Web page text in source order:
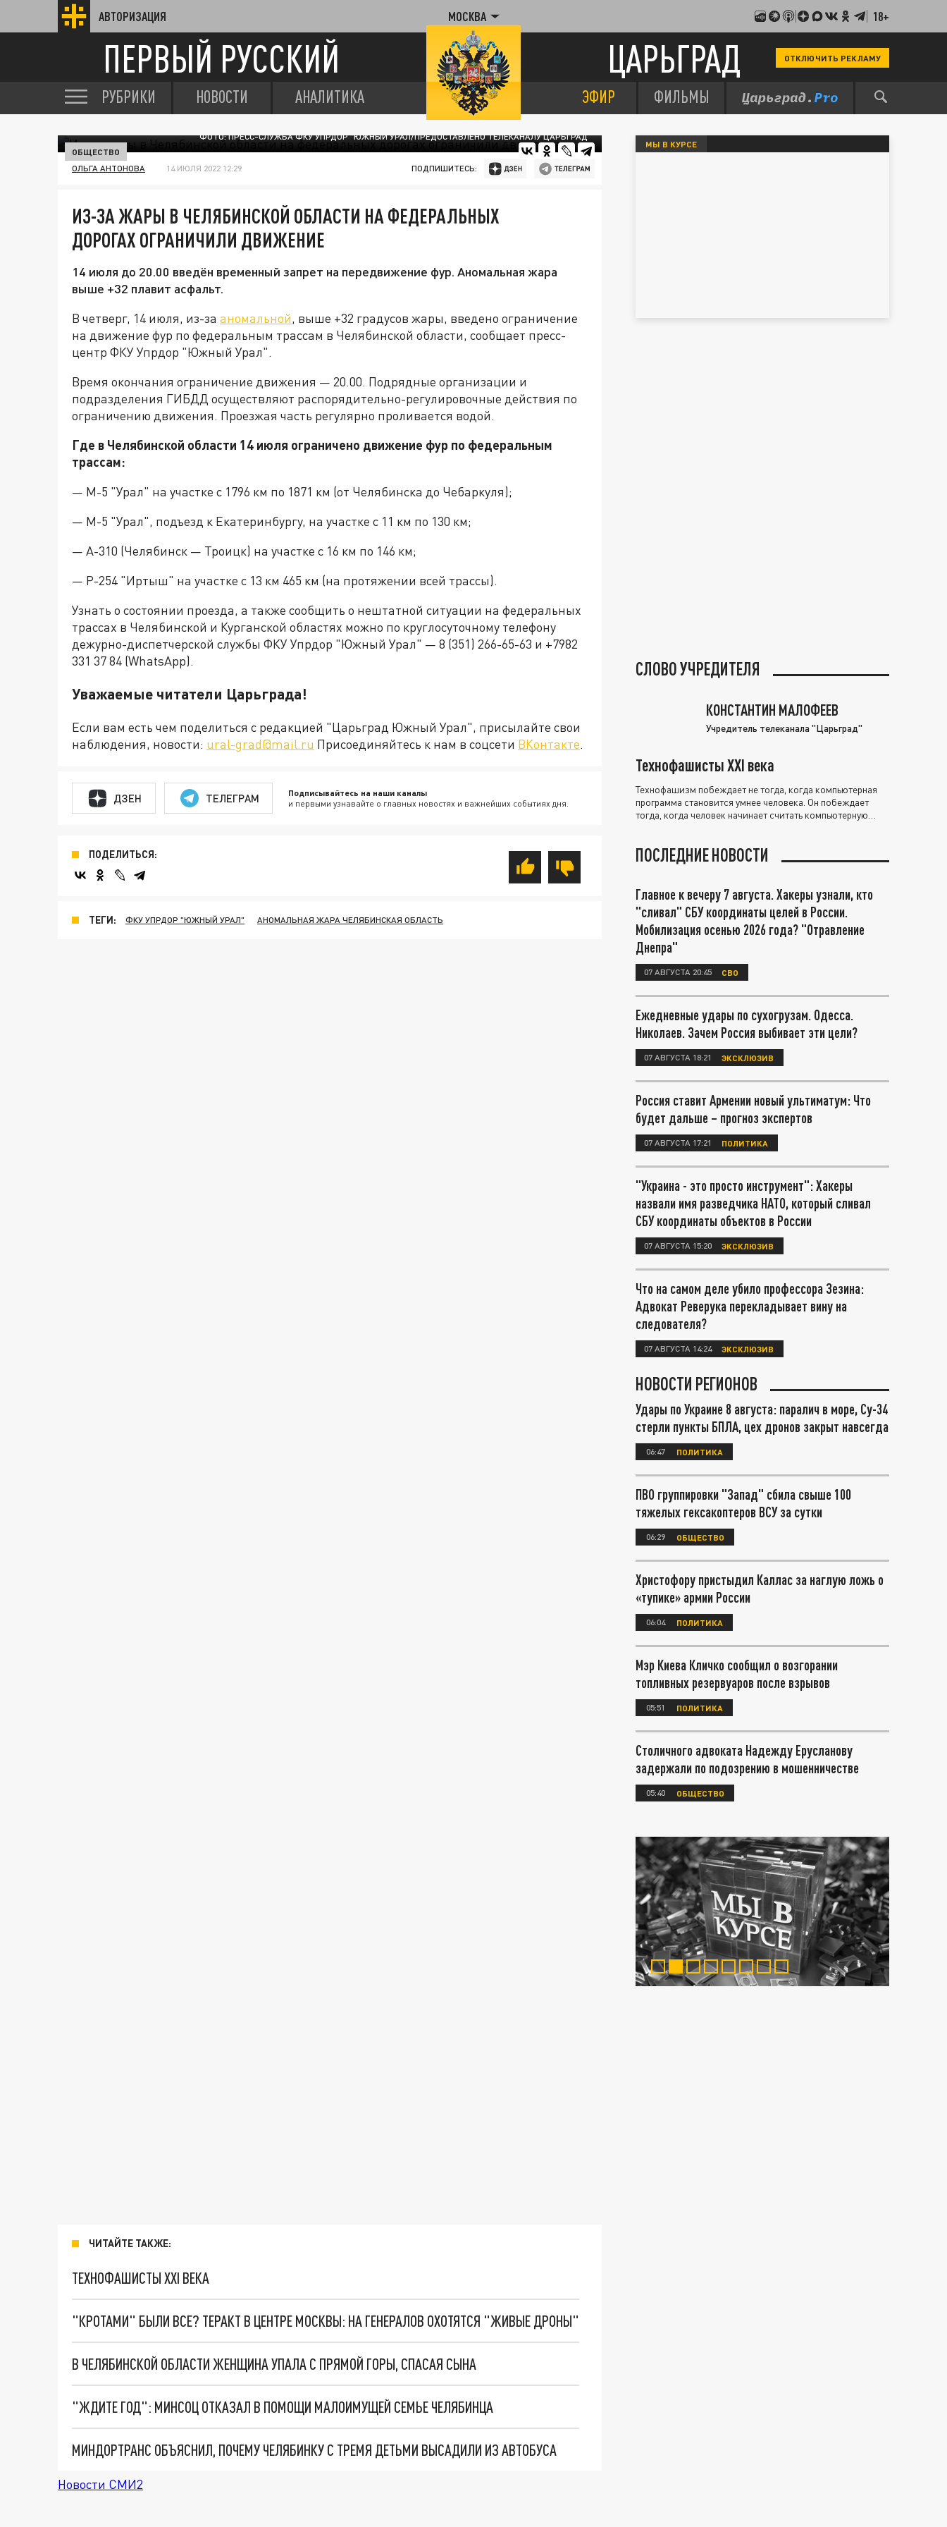
АВТОРИЗАЦИЯ МОСКВА 18+
ПЕРВЫЙ РУССКИЙ ЦАРЬГРАД ОТКЛЮЧИТЬ РЕКЛАМУ
РУБРИКИ НОВОСТИ АНАЛИТИКА ЭФИР ФИЛЬМЫ
ФОТО: ПРЕСС-СЛУЖБА ФКУ УПРДОР "ЮЖНЫЙ УРАЛ/ПРЕДОСТАВЛЕНО ТЕЛЕКАНАЛУ ЦАРЬГРАД
ОБЩЕСТВО
ОЛЬГА АНТОНОВА 14 ИЮЛЯ 2022 12:29 ПОДПИШИТЕСЬ:
ИЗ-ЗА ЖАРЫ В ЧЕЛЯБИНСКОЙ ОБЛАСТИ НА ФЕДЕРАЛЬНЫХ
ДОРОГАХ ОГРАНИЧИЛИ ДВИЖЕНИЕ
14 июля до 20.00 введён временный запрет на передвижение фур. Аномальная жара
выше +32 плавит асфальт.
В четверг, 14 июля, из-за аномальной, выше +32 градусов жары, введено ограничение
на движение фур по федеральным трассам в Челябинской области, сообщает пресс-
центр ФКУ Упрдор "Южный Урал".
Время окончания ограничение движения — 20.00. Подрядные организации и
подразделения ГИБДД осуществляют распорядительно-регулировочные действия по
ограничению движения. Проезжая часть регулярно проливается водой.
Где в Челябинской области 14 июля ограничено движение фур по федеральным
трассам:
— М-5 "Урал" на участке с 1796 км по 1871 км (от Челябинска до Чебаркуля);
— М-5 "Урал", подъезд к Екатеринбургу, на участке с 11 км по 130 км;
— А-310 (Челябинск — Троицк) на участке с 16 км по 146 км;
— Р-254 "Иртыш" на участке с 13 км 465 км (на протяжении всей трассы).
Узнать о состоянии проезда, а также сообщить о нештатной ситуации на федеральных
трассах в Челябинской и Курганской областях можно по круглосуточному телефону
дежурно-диспетчерской службы ФКУ Упрдор "Южный Урал" — 8 (351) 266-65-63 и +7982
331 37 84 (WhatsApp).
Уважаемые читатели Царьграда!
Если вам есть чем поделиться с редакцией "Царьград Южный Урал", присылайте свои
наблюдения, новости: ural-grad@mail.ru Присоединяйтесь к нам в соцсети ВКонтакте.
ДЗЕН ТЕЛЕГРАМ Подписывайтесь на наши каналы
и первыми узнавайте о главных новостях и важнейших событиях дня.
ПОДЕЛИТЬСЯ:
ТЕГИ: ФКУ УПРДОР "ЮЖНЫЙ УРАЛ" АНОМАЛЬНАЯ ЖАРА ЧЕЛЯБИНСКАЯ ОБЛАСТЬ
ЧИТАЙТЕ ТАКЖЕ:
ТЕХНОФАШИСТЫ XXI ВЕКА
"КРОТАМИ" БЫЛИ ВСЕ? ТЕРАКТ В ЦЕНТРЕ МОСКВЫ: НА ГЕНЕРАЛОВ ОХОТЯТСЯ "ЖИВЫЕ ДРОНЫ"
В ЧЕЛЯБИНСКОЙ ОБЛАСТИ ЖЕНЩИНА УПАЛА С ПРЯМОЙ ГОРЫ, СПАСАЯ СЫНА
"ЖДИТЕ ГОД": МИНСОЦ ОТКАЗАЛ В ПОМОЩИ МАЛОИМУЩЕЙ СЕМЬЕ ЧЕЛЯБИНЦА
МИНДОРТРАНС ОБЪЯСНИЛ, ПОЧЕМУ ЧЕЛЯБИНКУ С ТРЕМЯ ДЕТЬМИ ВЫСАДИЛИ ИЗ АВТОБУСА
Новости СМИ2
МЫ В КУРСЕ
СЛОВО УЧРЕДИТЕЛЯ
КОНСТАНТИН МАЛОФЕЕВ
Учредитель телеканала "Царьград"
Технофашисты XXI века
Технофашизм побеждает не тогда, когда компьютерная
программа становится умнее человека. Он побеждает
тогда, когда человек начинает считать компьютерную
ПОСЛЕДНИЕ НОВОСТИ
Главное к вечеру 7 августа. Хакеры узнали, кто
"сливал" СБУ координаты целей в России.
Мобилизация осенью 2026 года? "Отравление
Днепра"
07 АВГУСТА 20:45 СВО
Ежедневные удары по сухогрузам. Одесса.
Николаев. Зачем Россия выбивает эти цели?
07 АВГУСТА 18:21 ЭКСКЛЮЗИВ
Россия ставит Армении новый ультиматум: Что
будет дальше – прогноз экспертов
07 АВГУСТА 17:21 ПОЛИТИКА
"Украина - это просто инструмент": Хакеры
назвали имя разведчика НАТО, который сливал
СБУ координаты объектов в России
07 АВГУСТА 15:20 ЭКСКЛЮЗИВ
Что на самом деле убило профессора Зезина:
Адвокат Реверука перекладывает вину на
следователя?
07 АВГУСТА 14:24 ЭКСКЛЮЗИВ
НОВОСТИ РЕГИОНОВ
Удары по Украине 8 августа: паралич в море, Су-34
стерли пункты БПЛА, цех дронов закрыт навсегда
06:47 ПОЛИТИКА
ПВО группировки "Запад" сбила свыше 100
тяжелых гексакоптеров ВСУ за сутки
06:29 ОБЩЕСТВО
Христофору пристыдил Каллас за наглую ложь о
«тупике» армии России
06:04 ПОЛИТИКА
Мэр Киева Кличко сообщил о возгорании
топливных резервуаров после взрывов
05:51 ПОЛИТИКА
Столичного адвоката Надежду Ерусланову
задержали по подозрению в мошенничестве
05:40 ОБЩЕСТВО